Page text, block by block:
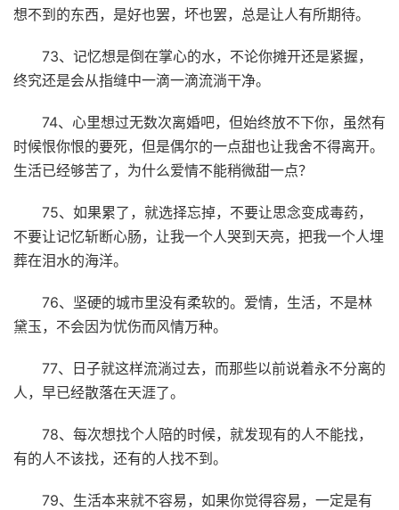
想不到的东西，是好也罢，坏也罢，总是让人有所期待。
73、记忆想是倒在掌心的水，不论你摊开还是紧握，
终究还是会从指缝中一滴一滴流淌干净。
74、心里想过无数次离婚吧，但始终放不下你，虽然有
时候恨你恨的要死，但是偶尔的一点甜也让我舍不得离开。
生活已经够苦了，为什么爱情不能稍微甜一点？
75、如果累了，就选择忘掉，不要让思念变成毒药，
不要让记忆斩断心肠，让我一个人哭到天亮，把我一个人埋
葬在泪水的海洋。
76、坚硬的城市里没有柔软的。爱情，生活，不是林
黛玉，不会因为忧伤而风情万种。
77、日子就这样流淌过去，而那些以前说着永不分离的
人，早已经散落在天涯了。
78、每次想找个人陪的时候，就发现有的人不能找，
有的人不该找，还有的人找不到。
79、生活本来就不容易，如果你觉得容易，一定是有